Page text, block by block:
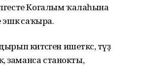
Когалым ҡалаһына
эшкә саҡыра.
китәсә­ген ишеткәс, тәүҙә
заманса станокты,